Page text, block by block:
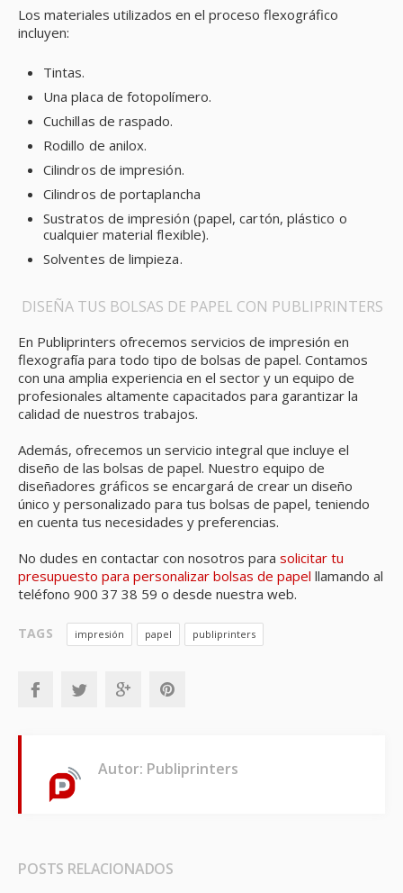
Los materiales utilizados en el proceso flexográfico
incluyen:
Tintas.
Una placa de fotopolímero.
Cuchillas de raspado.
Rodillo de anilox.
Cilindros de impresión.
Cilindros de portaplancha
Sustratos de impresión (papel, cartón, plástico o
cualquier material flexible).
Solventes de limpieza.
DISEÑA TUS BOLSAS DE PAPEL CON PUBLIPRINTERS
En Publiprinters ofrecemos servicios de impresión en
flexografía para todo tipo de bolsas de papel. Contamos
con una amplia experiencia en el sector y un equipo de
profesionales altamente capacitados para garantizar la
calidad de nuestros trabajos.
Además, ofrecemos un servicio integral que incluye el
diseño de las bolsas de papel. Nuestro equipo de
diseñadores gráficos se encargará de crear un diseño
único y personalizado para tus bolsas de papel, teniendo
en cuenta tus necesidades y preferencias.
No dudes en contactar con nosotros para solicitar tu
presupuesto para personalizar bolsas de papel llamando al
teléfono 900 37 38 59 o desde nuestra web.
TAGS impresión papel publiprinters
Autor: Publiprinters
POSTS RELACIONADOS